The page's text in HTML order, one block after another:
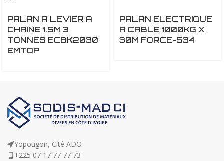
PALAN A LEVIER A
CHAINE 1.5M 3
TONNES ECBK2030
EMTOP
PALAN ELECTRIQUE
A CABLE 1000KG X
30M FORCE-534
Yopougon, Cité ADO
+225 07 17 77 77 73